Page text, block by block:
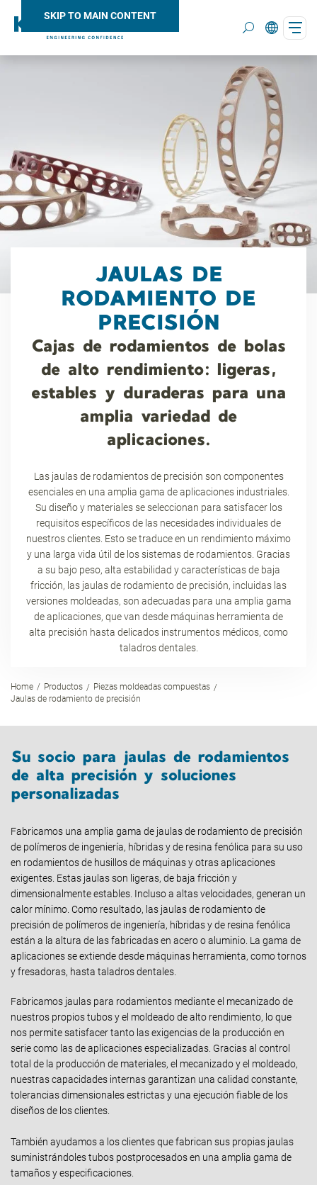
SKIP TO MAIN CONTENT
JAULAS DE
RODAMIENTO DE
PRECISIÓN
Cajas de rodamientos de bolas
de alto rendimiento: ligeras,
estables y duraderas para una
amplia variedad de
aplicaciones.
Las jaulas de rodamientos de precisión son componentes
esenciales en una amplia gama de aplicaciones industriales.
Su diseño y materiales se seleccionan para satisfacer los
requisitos específicos de las necesidades individuales de
nuestros clientes. Esto se traduce en un rendimiento máximo
y una larga vida útil de los sistemas de rodamientos. Gracias
a su bajo peso, alta estabilidad y características de baja
fricción, las jaulas de rodamiento de precisión, incluidas las
versiones moldeadas, son adecuadas para una amplia gama
de aplicaciones, que van desde máquinas herramienta de
alta precisión hasta delicados instrumentos médicos, como
taladros dentales.
Home Productos
Piezas moldeadas compuestas
Jaulas de rodamiento de precisión
Su socio para jaulas de rodamientos
de alta precisión y soluciones
personalizadas
Fabricamos una amplia gama de jaulas de rodamiento de precisión
de polímeros de ingeniería, híbridas y de resina fenólica para su uso
en rodamientos de husillos de máquinas y otras aplicaciones
exigentes. Estas jaulas son ligeras, de baja fricción y
dimensionalmente estables. Incluso a altas velocidades, generan un
calor mínimo. Como resultado, las jaulas de rodamiento de
precisión de polímeros de ingeniería, híbridas y de resina fenólica
están a la altura de las fabricadas en acero o aluminio. La gama de
aplicaciones se extiende desde máquinas herramienta, como tornos
y fresadoras, hasta taladros dentales.
Fabricamos jaulas para rodamientos mediante el mecanizado de
nuestros propios tubos y el moldeado de alto rendimiento, lo que
nos permite satisfacer tanto las exigencias de la producción en
serie como las de aplicaciones especializadas. Gracias al control
total de la producción de materiales, el mecanizado y el moldeado,
nuestras capacidades internas garantizan una calidad constante,
tolerancias dimensionales estrictas y una ejecución fiable de los
diseños de los clientes.
También ayudamos a los clientes que fabrican sus propias jaulas
suministrándoles tubos postprocesados en una amplia gama de
tamaños y especificaciones.